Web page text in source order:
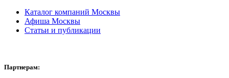
Каталог компаний Москвы
Афиша Москвы
Статьи и публикации
Партнерам: